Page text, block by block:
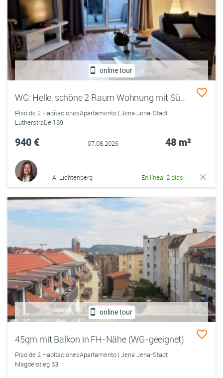
online tour
WG: Helle, schöne 2 Raum Wohnung mit Südbalkon und Tageslichtbad, Garten- mitbenutzung
Piso de 2 HabitaciónesApartamento | Jena Jena-Stadt |
Lutherstraße 169
940 € 07.08.2026 48 m²
A. Lichtenberg En línea: 2 días
online tour
45qm mit Balkon in FH-Nähe (WG-geeignet)
Piso de 2 HabitaciónesApartamento | Jena Jena-Stadt |
Magdelstieg 63